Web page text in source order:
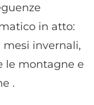
in atto:
invernali,
le montagne e
.